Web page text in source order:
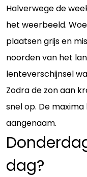
Halverwege de
het weerbeeld.
plaatsen grijs en
noorden van het
lenteverschijnsel
Zodra de zon aan
snel op. De
aangenaam.
dag?